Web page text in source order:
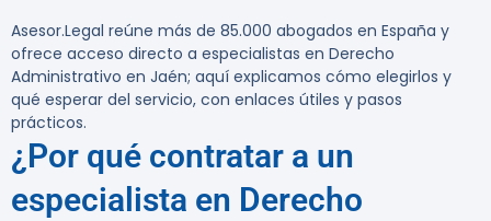
Asesor.Legal reúne más de 85.000 abogados en España y
ofrece acceso directo a especialistas en Derecho
Administrativo en Jaén; aquí explicamos cómo elegirlos y
qué esperar del servicio, con enlaces útiles y pasos
prácticos.
¿Por qué contratar a un
especialista en Derecho